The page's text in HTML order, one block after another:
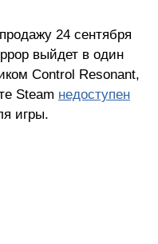
24 сентября
выйдет в один
Control Resonant,
Steam недоступен
игры.